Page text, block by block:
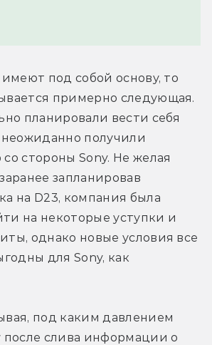
имеют под собой основу, то
примерно следующая.
планировали вести себя
неожиданно получили
стороны Sony. Не желая
запланировав
на D23, компания была
на некоторые уступки и
однако новые условия все
для Sony, как
под каким давлением
после слива информации о